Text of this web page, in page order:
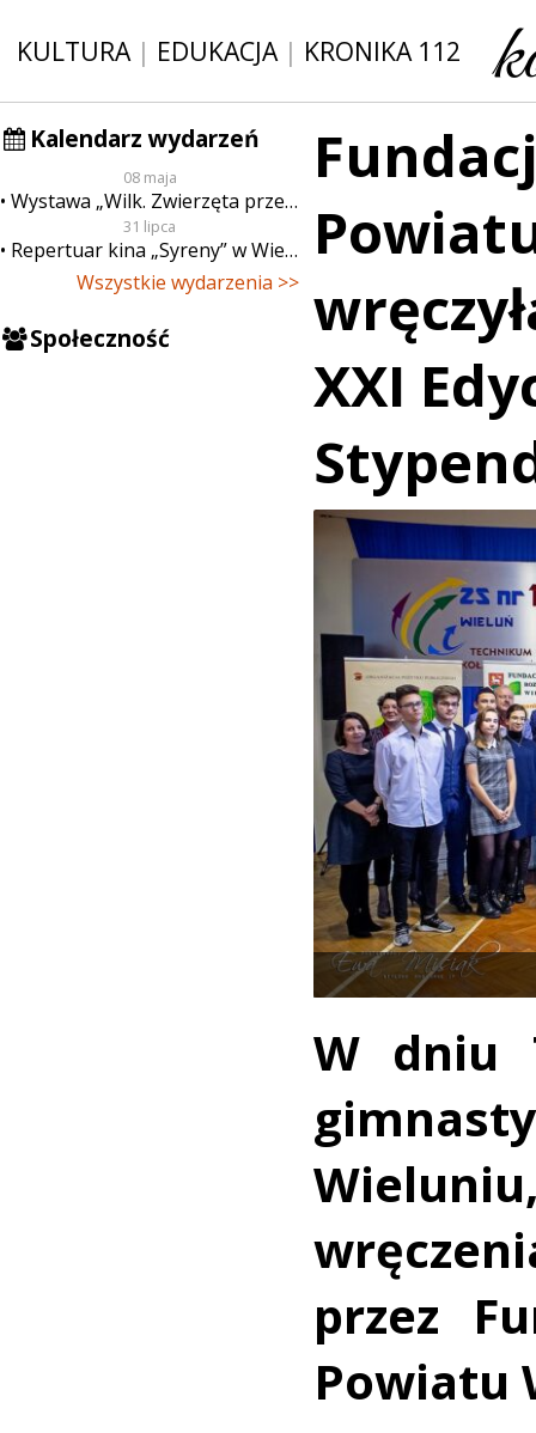
KULTURA| EDUKACJA| KRONIKA 112
Kalendarz wydarzeń
08 maja
Wystawa „Wilk. Zwierzęta przeklęte”
31 lipca
Repertuar kina „Syreny” w Wieluniu w dn. od 31 lipca do 6 sierpnia
Wszystkie wydarzenia >>
Społeczność
XXI
W dniu
przez
Powiatu